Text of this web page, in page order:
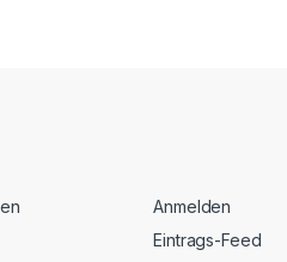
Anmelden
Eintrags-Feed